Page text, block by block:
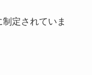
定されていま